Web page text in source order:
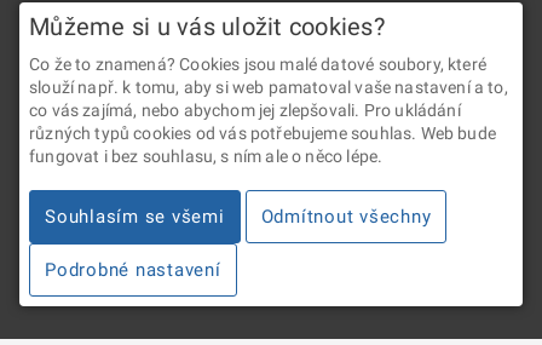
2026 © Digitální a informační agentura • Informace jsou poskytovány
v souladu se zákonem č. 106/1999 Sb., o svobodném přístupu
Verze 4.2.288
Můžeme si u vás uložit cookies?
Co že to znamená? Cookies jsou malé datové soubory, které
slouží např. k tomu, aby si web pamatoval vaše nastavení a to,
co vás zajímá, nebo abychom jej zlepšovali. Pro ukládání
různých typů cookies od vás potřebujeme souhlas. Web bude
fungovat i bez souhlasu, s ním ale o něco lépe.
Souhlasím se všemi Odmítnout všechny
Podrobné nastavení